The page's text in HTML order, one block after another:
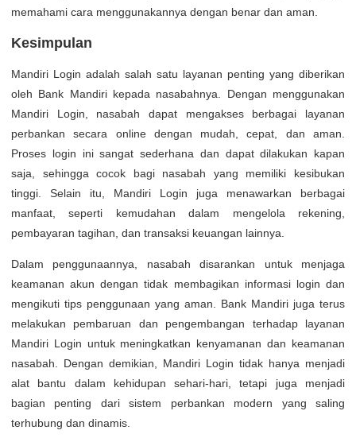
memahami cara menggunakannya dengan benar dan aman.
Kesimpulan
Mandiri Login adalah salah satu layanan penting yang diberikan
oleh Bank Mandiri kepada nasabahnya. Dengan menggunakan
Mandiri Login, nasabah dapat mengakses berbagai layanan
perbankan secara online dengan mudah, cepat, dan aman.
Proses login ini sangat sederhana dan dapat dilakukan kapan
saja, sehingga cocok bagi nasabah yang memiliki kesibukan
tinggi. Selain itu, Mandiri Login juga menawarkan berbagai
manfaat, seperti kemudahan dalam mengelola rekening,
pembayaran tagihan, dan transaksi keuangan lainnya.
Dalam penggunaannya, nasabah disarankan untuk menjaga
keamanan akun dengan tidak membagikan informasi login dan
mengikuti tips penggunaan yang aman. Bank Mandiri juga terus
melakukan pembaruan dan pengembangan terhadap layanan
Mandiri Login untuk meningkatkan kenyamanan dan keamanan
nasabah. Dengan demikian, Mandiri Login tidak hanya menjadi
alat bantu dalam kehidupan sehari-hari, tetapi juga menjadi
bagian penting dari sistem perbankan modern yang saling
terhubung dan dinamis.